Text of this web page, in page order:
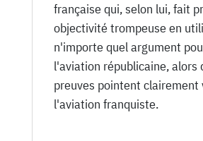
française qui, selon lui, fait
objectivité trompeuse en
n'importe quel argument
l'aviation républicaine, alors
preuves pointent clairement
l'aviation franquiste.